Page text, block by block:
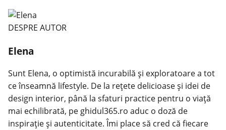
DESPRE AUTOR
Elena
Sunt Elena, o optimistă incurabilă și exploratoare a tot
ce înseamnă lifestyle. De la rețete delicioase și idei de
design interior, până la sfaturi practice pentru o viață
mai echilibrată, pe ghidul365.ro aduc o doză de
inspirație și autenticitate. Îmi place să cred că fiecare